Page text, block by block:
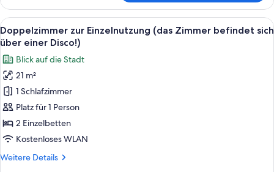
Zweibettzimmer
(Das
Zimmer
befindet
über
einer
Disco!)
Alle
Fotos
für
Doppelzimmer
zur
Einzelnutzung
(das
Zimmer
befindet
über
Ein Hotelzimmer mit einem großen
9
Doppelzimmer zur Einzelnutzung (das Zimmer befindet sich
über einer Disco!)
Blick auf die Stadt
21 m²
1 Schlafzimmer
Platz für 1 Person
2 Einzelbetten
Kostenloses WLAN
Weitere Details
Weitere